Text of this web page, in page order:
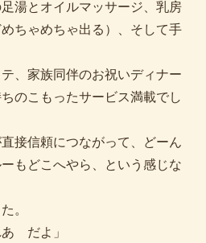
湯とオイルマッサージ、乳房
ちゃめちゃ出る）、そして手
、家族同伴のお祝いディナー
のこもったサービス満載でし
接信頼につながって、どーん
もどこへやら、という感じな
。
だよ」